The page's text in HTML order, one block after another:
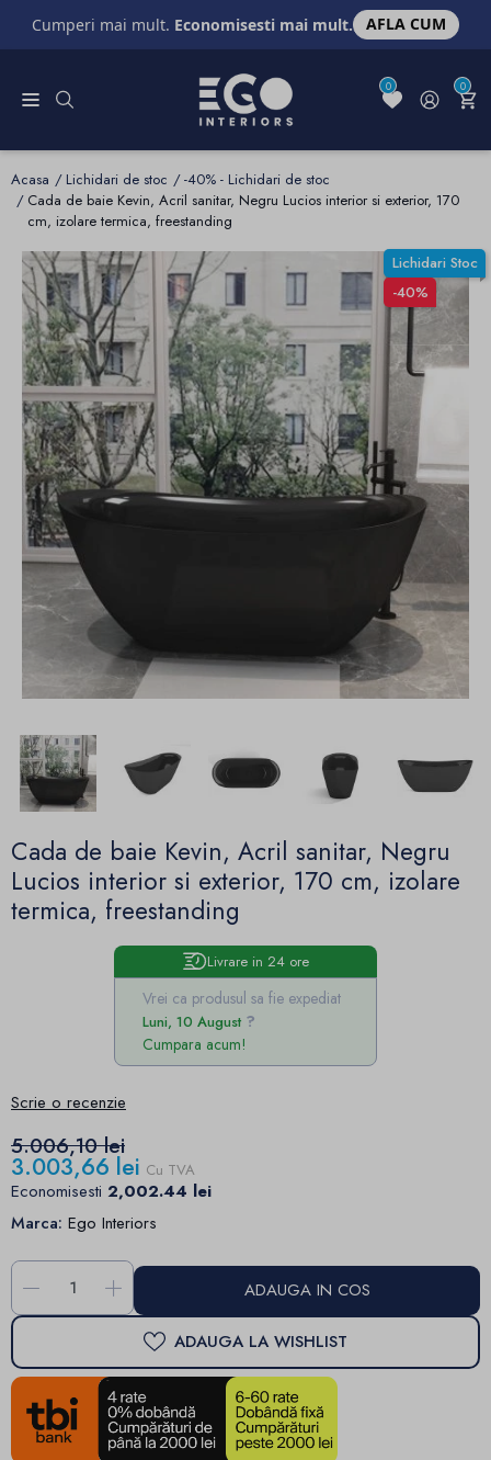
Cumperi mai mult. Economisesti mai mult. AFLA CUM
0 0
Acasa Lichidari de stoc
-40% - Lichidari de stoc
Cada de baie Kevin, Acril sanitar, Negru Lucios interior si exterior, 170
cm, izolare termica, freestanding
Lichidari Stoc
-40%
Cada de baie Kevin, Acril sanitar, Negru
Lucios interior si exterior, 170 cm, izolare
termica, freestanding
Livrare in 24 ore
Vrei ca produsul sa fie expediat
Luni, 10 August
Cumpara acum!
Scrie o recenzie
5.006,10 lei
3.003,66 lei Cu TVA
Economisesti 2,002.44 lei
Marca: Ego Interiors
- + ADAUGA IN COS
ADAUGA LA WISHLIST